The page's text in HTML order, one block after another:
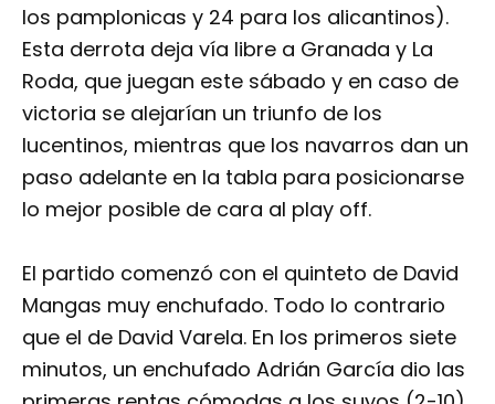
los pamplonicas y 24 para los alicantinos).
Esta derrota deja vía libre a Granada y La
Roda, que juegan este sábado y en caso de
victoria se alejarían un triunfo de los
lucentinos, mientras que los navarros dan un
paso adelante en la tabla para posicionarse
lo mejor posible de cara al play off.
El partido comenzó con el quinteto de David
Mangas muy enchufado. Todo lo contrario
que el de David Varela. En los primeros siete
minutos, un enchufado Adrián García dio las